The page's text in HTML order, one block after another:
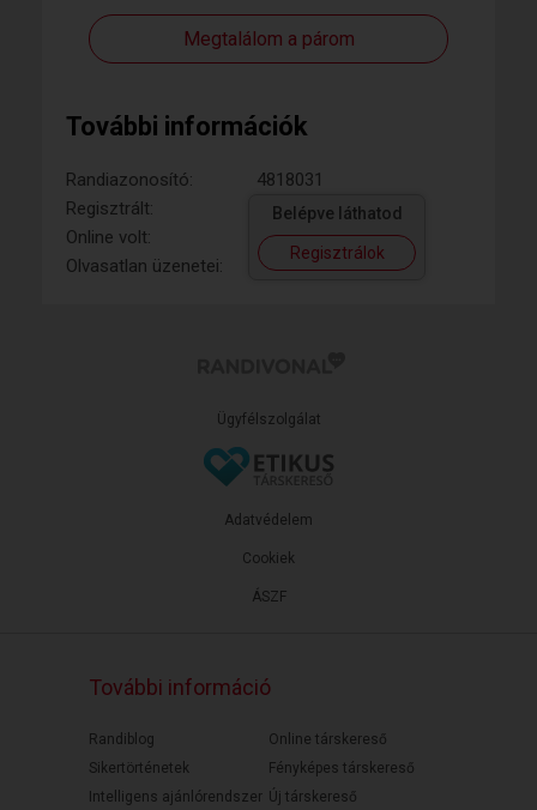
Megtalálom a párom
További információk
Randiazonosító:
4818031
Regisztrált:
Online volt:
Olvasatlan üzenetei:
Belépve láthatod
Regisztrálok
Ügyfélszolgálat
ÁSZF
Adatvédelem
Cookiek
További információ
Randiblog
Sikertörténetek
Intelligens ajánlórendszer
Online társkereső
Fényképes társkereső
Új társkereső